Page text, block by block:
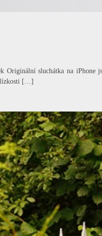
Originální sluchátka na
[…]